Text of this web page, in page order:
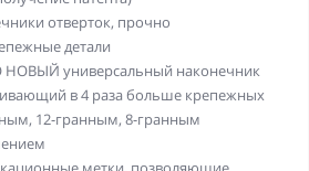
отверток, прочно
детали
универсальный наконечник
в 4 раза больше крепежных
12-гранным, 8-гранным